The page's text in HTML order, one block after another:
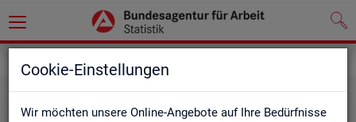
Cookie-Einstellungen
Wir möchten unsere Online-Angebote auf Ihre Bedürfnisse